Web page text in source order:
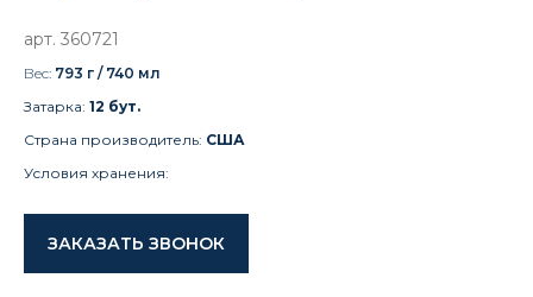
арт. 360721
Вес: 793 г / 740 мл
Затарка: 12 бут.
Страна производитель: США
Условия хранения:
ЗАКАЗАТЬ ЗВОНОК